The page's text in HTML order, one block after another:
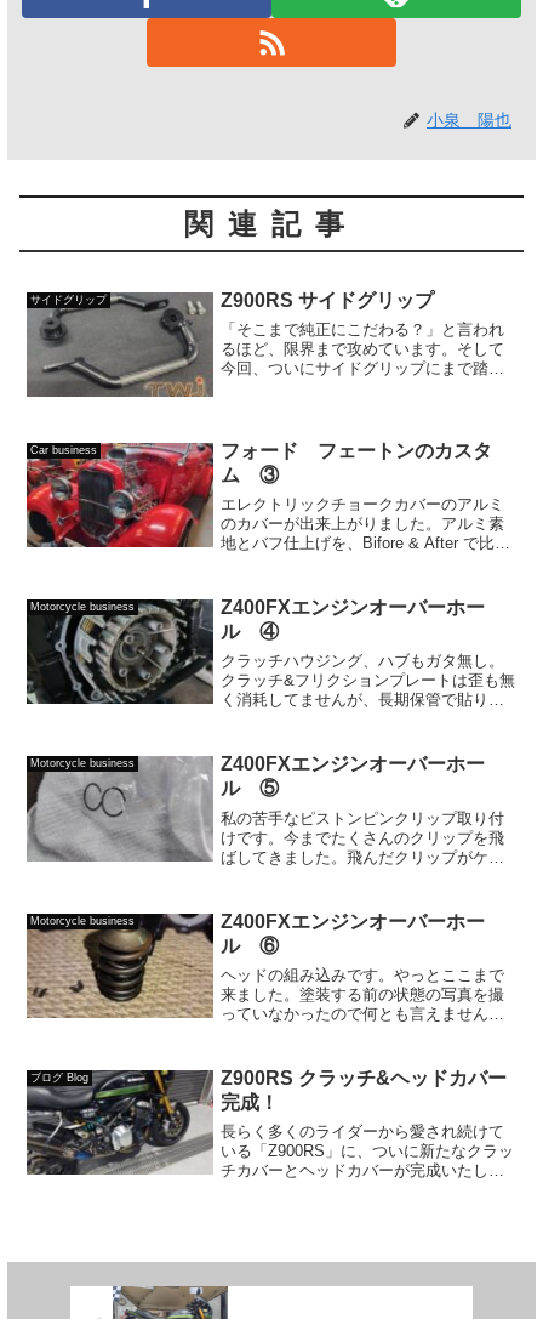
小泉 陽也
関連記事
サイドグリップ Z900RS サイドグリップ
「そこまで純正にこだわる？」と言われ
るほど、限界まで攻めています。そして
今回、ついにサイドグリップにまで踏み
Car business
フォード フェートンのカスタ
ム ③
エレクトリックチョークカバーのアルミ
のカバーが出来上がりました。アルミ素
地とバフ仕上げを、Bifore & After で比較
Motorcycle business
Z400FXエンジンオーバーホー
ル ④
クラッチハウジング、ハブもガタ無し。
クラッチ&フリクションプレートは歪も無
く消耗してませんが、長期保管で貼り付
すが、中長期にわたりエンジンをかけら
れない場合は、クラッチ...
Motorcycle business
Z400FXエンジンオーバーホー
ル ⑤
私の苦手なピストンピンクリップ取り付
けです。今までたくさんのクリップを飛
ばしてきました。飛んだクリップがケー
すよ。お客様の車両はしっかりと慎重に
行っておりますの...
Motorcycle business
Z400FXエンジンオーバーホー
ル ⑥
ヘッドの組み込みです。やっとここまで
来ました。塗装する前の状態の写真を撮
っていなかったので何とも言えません
ったと安心するものの奇跡が...。Built-in
head....
ブログ Blog
Z900RS クラッチ&ヘッドカバー
完成！
長らく多くのライダーから愛され続けて
いる「Z900RS」に、ついに新たなクラッ
チカバーとヘッドカバーが完成いたしま